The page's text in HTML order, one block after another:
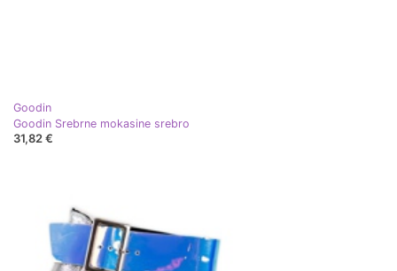
Goodin
Goodin Srebrne mokasine srebro
31,82 €